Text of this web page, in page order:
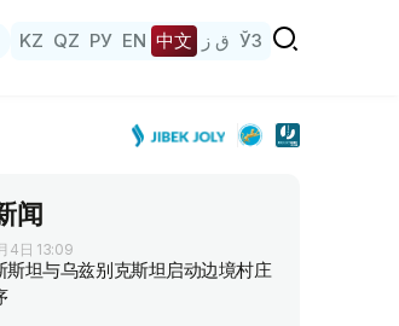
KZ QZ РУ EN 中文 ق ز ЎЗ
闻
4日 13:09
斯坦与乌兹别克斯坦启动边境村庄